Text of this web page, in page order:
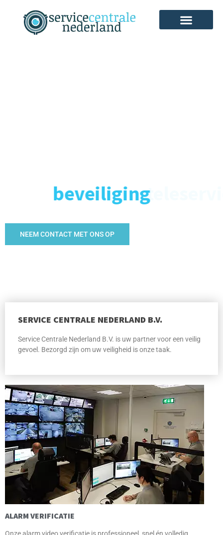
beveiliging
NEEM CONTACT MET ONS OP
SERVICE CENTRALE NEDERLAND B.V.
Service Centrale Nederland B.V. is uw partner voor een veilig
gevoel. Bezorgd zijn om uw veiligheid is onze taak.
ALARM VERIFICATIE